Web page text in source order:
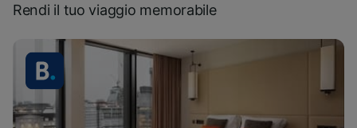
Rendi il tuo viaggio memorabile